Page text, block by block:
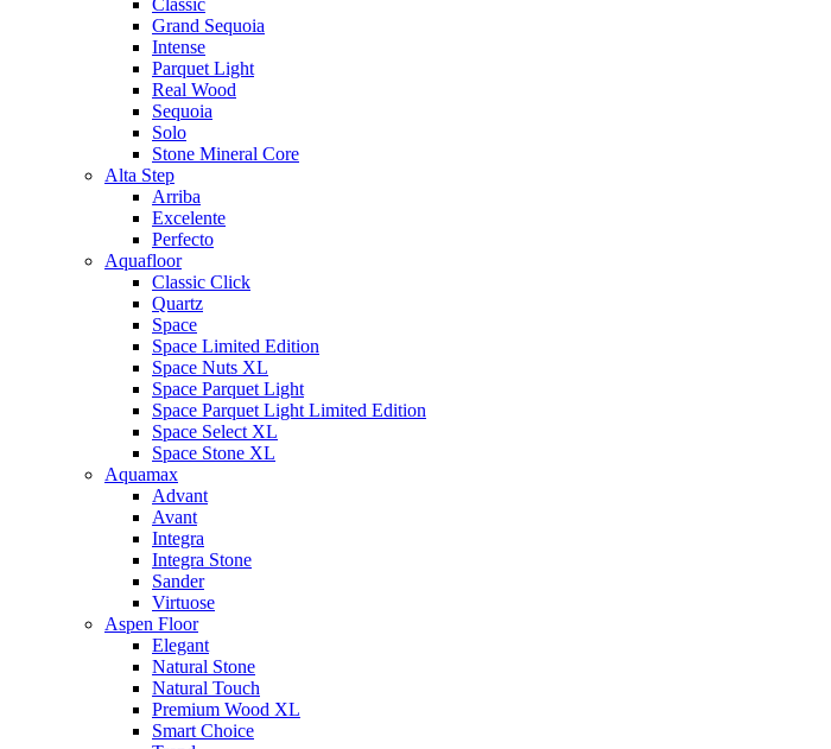
Classic
Grand Sequoia
Intense
Parquet Light
Real Wood
Sequoia
Solo
Stone Mineral Core
Alta Step
Arriba
Excelente
Perfecto
Aquafloor
Classic Click
Quartz
Space
Space Limited Edition
Space Nuts XL
Space Parquet Light
Space Parquet Light Limited Edition
Space Select XL
Space Stone XL
Aquamax
Advant
Avant
Integra
Integra Stone
Sander
Virtuose
Aspen Floor
Elegant
Natural Stone
Natural Touch
Premium Wood XL
Smart Choice